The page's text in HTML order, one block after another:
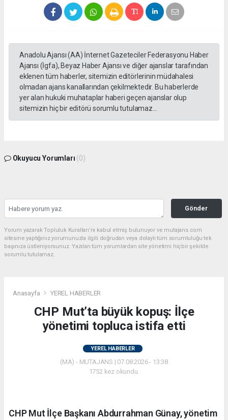
Anadolu Ajansı (AA) İnternet Gazeteciler Federasyonu Haber
Ajansı (İgfa), Beyaz Haber Ajansı ve diğer ajanslar tarafından
eklenen tüm haberler, sitemizin editörlerinin müdahalesi
olmadan ajans kanallarından çekilmektedir. Bu haberlerde
yer alan hukuki muhataplar haberi geçen ajanslar olup
sitemizin hiç bir editörü sorumlu tutulamaz...
Okuyucu Yorumları (0)
Gönder
Yorum yazarak Topluluk Kuralları’nı kabul etmiş bulunuyor ve mutajans.com
sitesine yaptığınız yorumunuzla ilgili doğrudan veya dolaylı tüm sorumluluğu tek
başınıza üstleniyorsunuz. Yazılan tüm yorumlardan site yönetimi hiçbir şekilde
sorumlu tutulamaz.
Anasayfa YEREL HABERLER
CHP Mut’ta büyük kopuş: İlçe
yönetimi topluca istifa etti
YEREL HABERLER
(MA) - MUTAJANS | 07.08.2026 - 13:38
1752 kez okundu.
CHP Mut İlçe Başkanı Abdurrahman Günay, yönetim